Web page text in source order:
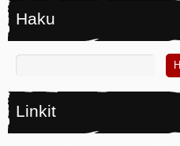
Haku
Linkit